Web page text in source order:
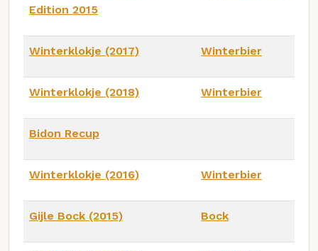
Edition 2015
Winterklokje (2017) Winterbier
Winterklokje (2018) Winterbier
Bidon Recup
Winterklokje (2016) Winterbier
Gijle Bock (2015) Bock